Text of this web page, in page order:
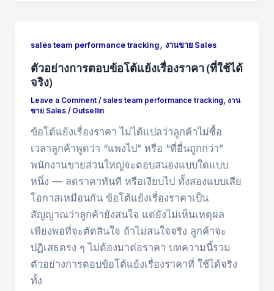
sales team performance tracking, งานขาย Sales
ตัวอย่างการตอบข้อโต้แย้งเรื่องราคา (ที่ใช้ได้
จริง)
Leave a Comment / sales team performance tracking, งาน
ขาย Sales/ Outsellin
ข้อโต้แย้งเรื่องราคา ไม่ได้แปลว่าลูกค้าไม่ซื้อ
เวลาลูกค้าพูดว่า “แพงไป” หรือ “ที่อื่นถูกกว่า”
พนักงานขายส่วนใหญ่จะตอบสนองแบบใดแบบ
หนึ่ง — ลดราคาทันที หรือเงียบไป ทั้งสองแบบเสีย
โอกาสเหมือนกัน ข้อโต้แย้งเรื่องราคาเป็น
สัญญาณว่าลูกค้ายังสนใจ แต่ยังไม่เห็นเหตุผล
เพียงพอที่จะตัดสินใจ ถ้าไม่สนใจจริง ลูกค้าจะ
ปฏิเสธตรง ๆ ไม่ต้องมาต่อราคา บทความนี้รวม
ตัวอย่างการตอบข้อโต้แย้งเรื่องราคาที่ ใช้ได้จริง
ทั้ง